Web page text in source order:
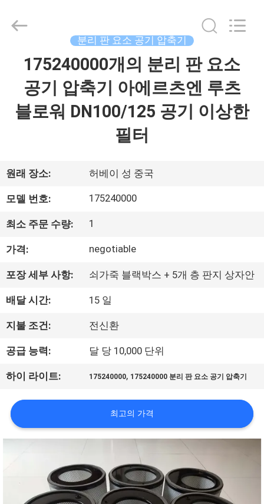
동
영
상
우
리
에
대
하
여
공
장
Langfang
Developed
분리 판 요소 공기 압축기
175240000개의 분리 판 요소
공기 압축기 아에르츠엔 루츠
블로워 DN100/125 공기 이상한
필터
원래 장소: 허베이 성 중국
모델 번호: 175240000
최소 주문 수량: 1
가격: negotiable
포장 세부 사항: 쇠가죽 블랙박스 + 5개 층 판지 상자안
배달 시간: 15 일
지불 조건: 전신환
공급 능력: 달 당 10,000 단위
하이 라이트: 175240000, 175240000 분리 판 요소 공기 압축기
최고의 가격